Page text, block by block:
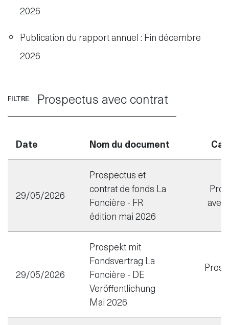
2026
Publication du rapport annuel : Fin décembre
2026
FILTRE Prospectus avec contrat
Date Nom du document
29/05/2026
Prospectus et
contrat de fonds La
Foncière - FR
édition mai 2026
29/05/2026
Prospekt mit
Fondsvertrag La
Foncière - DE
Veröffentlichung
Mai 2026